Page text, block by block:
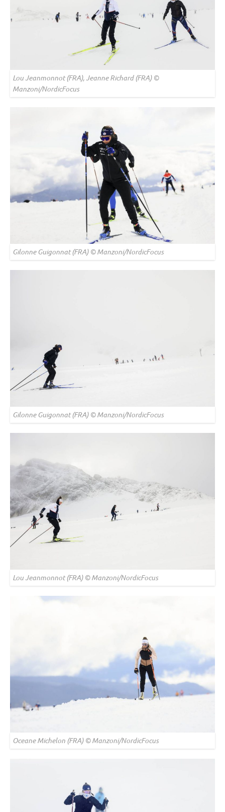
Lou Jeanmonnot (FRA), Jeanne Richard (FRA) ©
Manzoni/NordicFocus
Gilonne Guigonnat (FRA) © Manzoni/NordicFocus
Gilonne Guigonnat (FRA) © Manzoni/NordicFocus
Lou Jeanmonnot (FRA) © Manzoni/NordicFocus
Oceane Michelon (FRA) © Manzoni/NordicFocus